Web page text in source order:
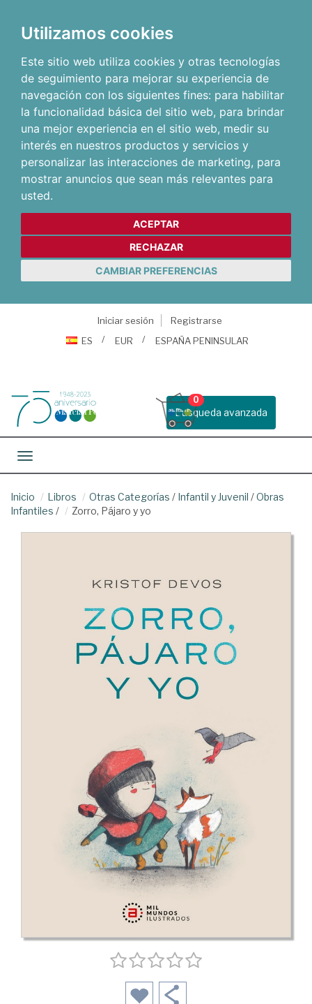
Utilizamos cookies
Este sitio web utiliza cookies y otras tecnologías
de seguimiento para mejorar su experiencia de
navegación con los siguientes fines: para habilitar
la funcionalidad básica del sitio web, para brindar
una mejor experiencia en el sitio web, medir su
interés en nuestros productos y servicios y
personalizar las interacciones de marketing, para
mostrar anuncios que sean más relevantes para
usted.
ACEPTAR
RECHAZAR
CAMBIAR PREFERENCIAS
Iniciar sesión
Registrarse
ES
EUR ESPAÑA PENINSULAR
Busqueda avanzada
0
Toggle navigation
Inicio Libros Otras Categorías / Infantil y Juvenil /Obras
Infantiles / Zorro, Pájaro y yo